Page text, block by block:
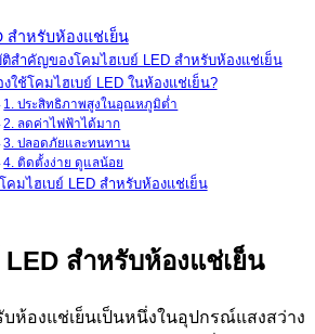
สำหรับห้องแช่เย็น
สำคัญของโคมไฮเบย์ LED สำหรับห้องแช่เย็น
ใช้โคมไฮเบย์ LED ในห้องแช่เย็น?
1. ประสิทธิภาพสูงในอุณหภูมิต่ำ
2. ลดค่าไฟฟ้าได้มาก
3. ปลอดภัยและทนทาน
4. ติดตั้งง่าย ดูแลน้อย
คมไฮเบย์ LED สำหรับห้องแช่เย็น
LED สำหรับห้องแช่เย็น
บห้องแช่เย็นเป็นหนึ่งในอุปกรณ์แสงสว่าง